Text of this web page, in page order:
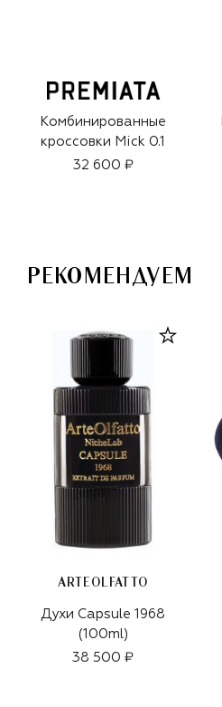
Комбинированные
кроссовки Mick 0.1
32 600 ₽
РЕКОМЕНДУЕМ
ARTEOLFATTO
Духи Capsule 1968
(100ml)
38 500 ₽